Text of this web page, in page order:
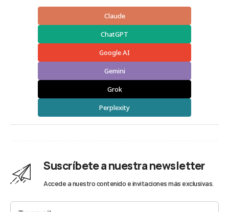
Claude
ChatGPT
Google AI
Gemini
Grok
Perplexity
Suscríbete a nuestra newsletter
Accede a nuestro contenido e invitaciones más exclusivas.